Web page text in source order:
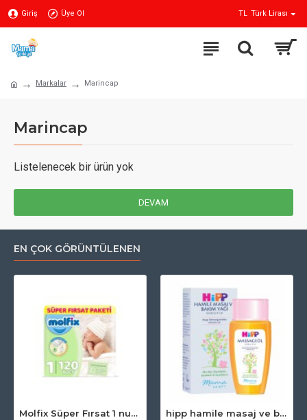
Giriş Üye Ol TL Türk Lirası
Markalar Marincap
Marincap
Listelenecek bir ürün yok
DEVAM
EN ÇOK GÖRÜNTÜLENEN
Molfix Süper Fırsat 1 numara 2-5 kg 120 adet
hipp hamile masaj ve bakım yağı 100 ml